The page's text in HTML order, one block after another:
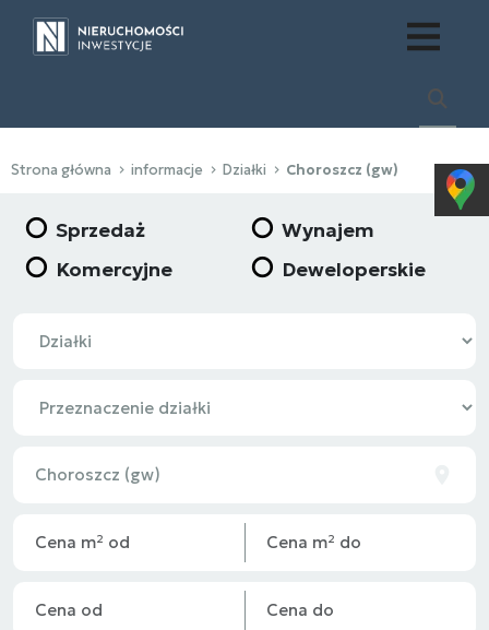
Strona główna informacje Działki Choroszcz (gw)
Sprzedaż
Wynajem
Komercyjne
Deweloperskie